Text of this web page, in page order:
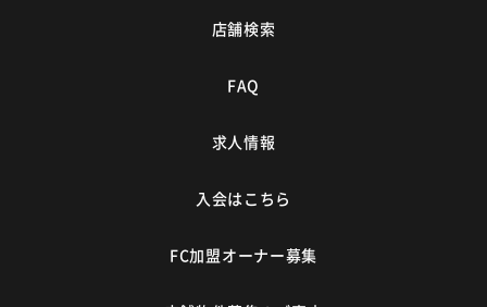
店舗検索
FAQ
求人情報
入会はこちら
FC加盟オーナー募集